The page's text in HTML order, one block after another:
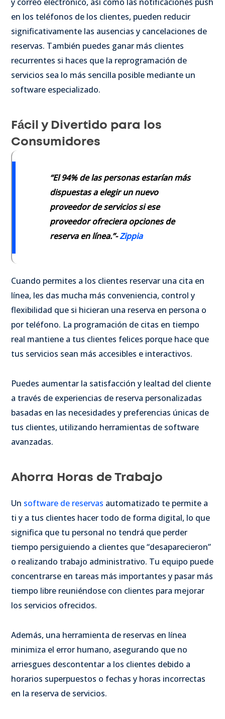
y correo electrónico, así como las notificaciones push
en los teléfonos de los clientes, pueden reducir
significativamente las ausencias y cancelaciones de
reservas. También puedes ganar más clientes
recurrentes si haces que la reprogramación de
servicios sea lo más sencilla posible mediante un
software especializado.
Fácil y Divertido para los
Consumidores
“El 94% de las personas estarían más
dispuestas a elegir un nuevo
proveedor de servicios si ese
proveedor ofreciera opciones de
reserva en línea.”-Zippia
Cuando permites a los clientes reservar una cita en
línea, les das mucha más conveniencia, control y
flexibilidad que si hicieran una reserva en persona o
por teléfono. La programación de citas en tiempo
real mantiene a tus clientes felices porque hace que
tus servicios sean más accesibles e interactivos.
Puedes aumentar la satisfacción y lealtad del cliente
a través de experiencias de reserva personalizadas
basadas en las necesidades y preferencias únicas de
tus clientes, utilizando herramientas de software
avanzadas.
Ahorra Horas de Trabajo
Un software de reservas automatizado te permite a
ti y a tus clientes hacer todo de forma digital, lo que
significa que tu personal no tendrá que perder
tiempo persiguiendo a clientes que “desaparecieron”
o realizando trabajo administrativo. Tu equipo puede
concentrarse en tareas más importantes y pasar más
tiempo libre reuniéndose con clientes para mejorar
los servicios ofrecidos.
Además, una herramienta de reservas en línea
minimiza el error humano, asegurando que no
arriesgues descontentar a los clientes debido a
horarios superpuestos o fechas y horas incorrectas
en la reserva de servicios.